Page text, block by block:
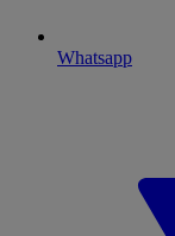
Whatsapp